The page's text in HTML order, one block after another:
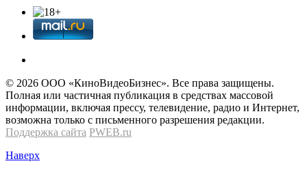
© 2026 OOО «КиноВидеоБизнес». Все права защищены.
Полная или частичная публикация в средствах массовой
информации, включая прессу, телевидение, радио и Интернет,
возможна только с письменного разрешения редакции.
Поддержка сайта PWEB.ru
Наверх